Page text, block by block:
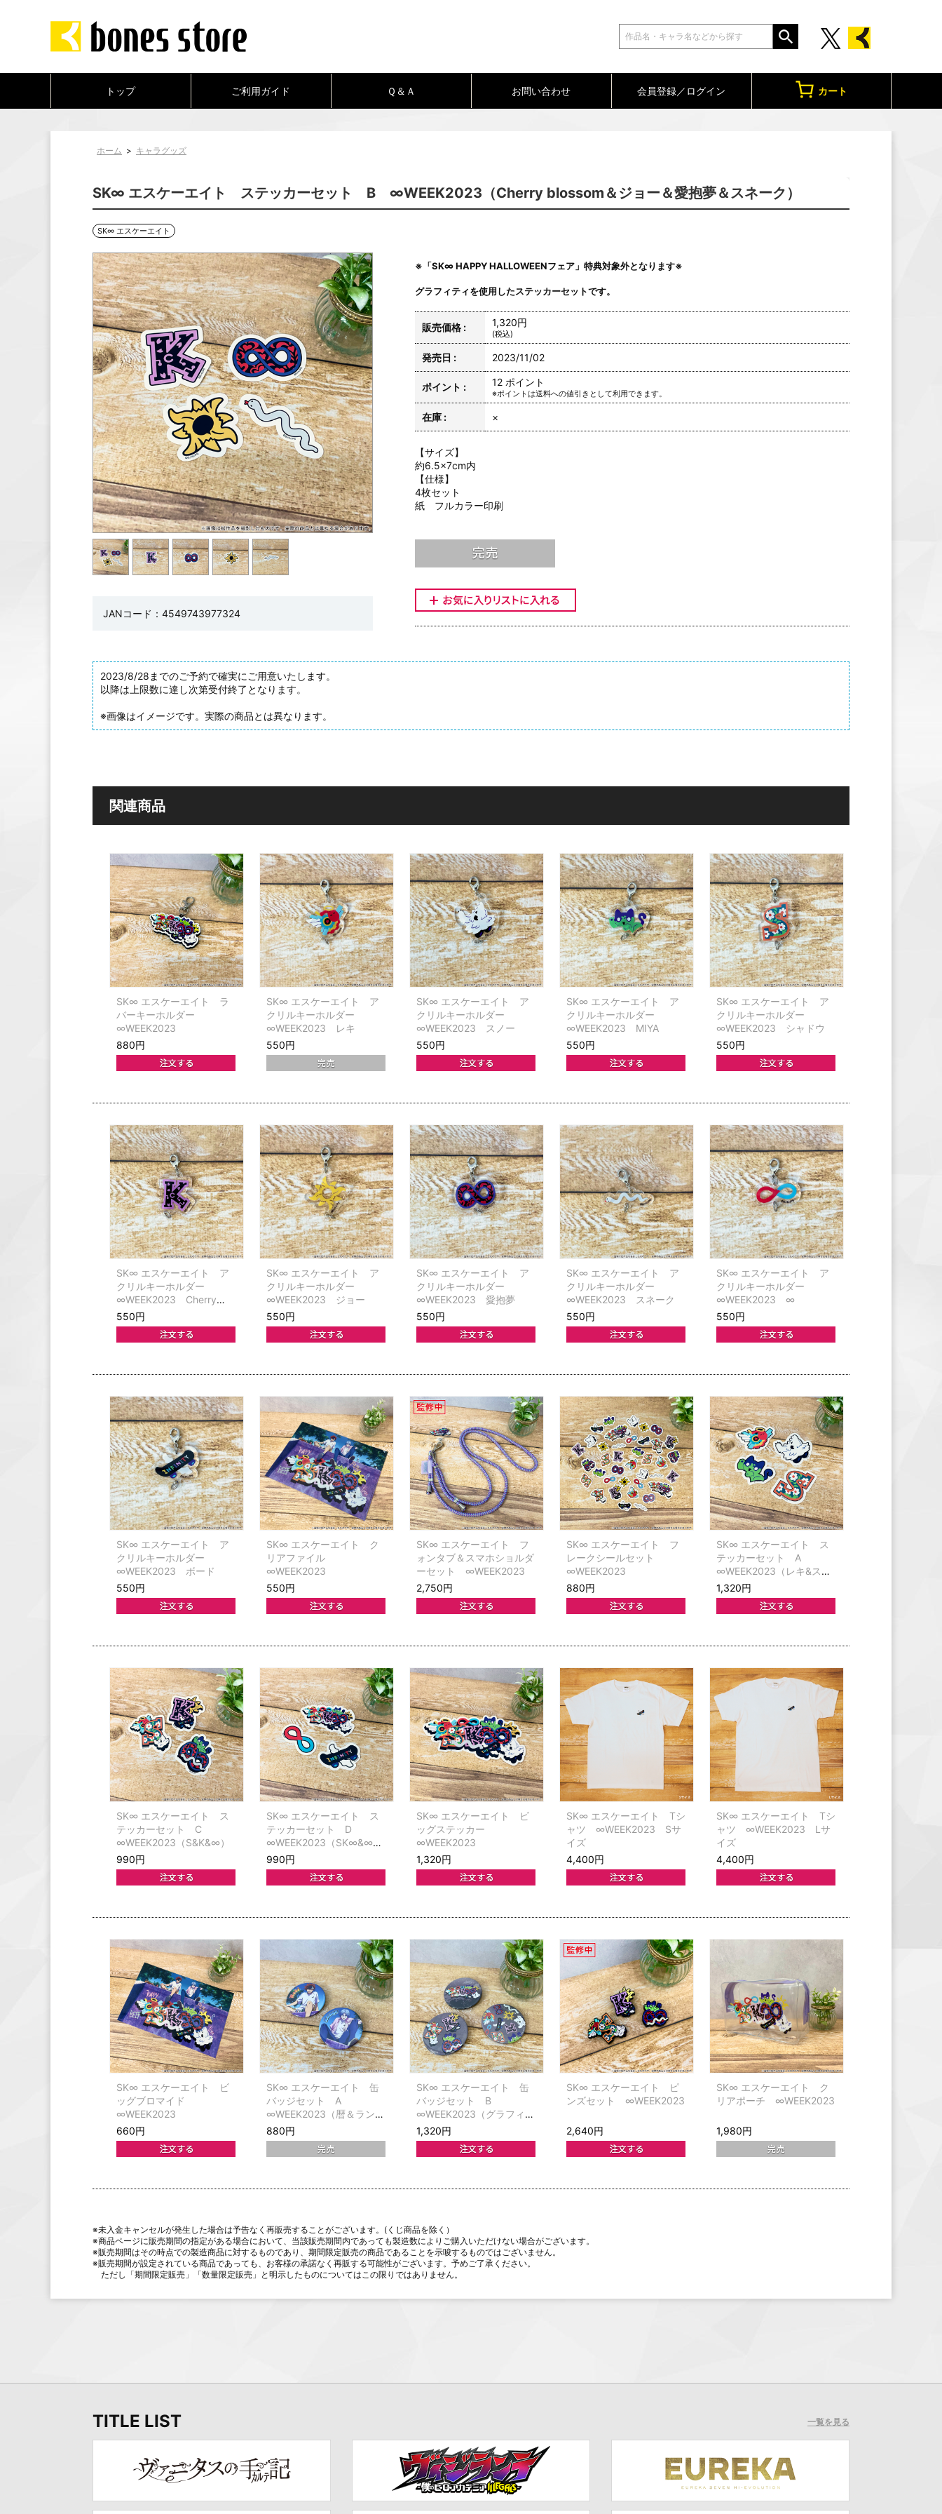
トップ ご利用ガイド Ｑ＆Ａ お問い合わせ 会員登録／ログイン カート
ホーム > キャラグッズ
SK∞ エスケーエイト ステッカーセット B ∞WEEK2023（Cherry blossom＆ジョー＆愛抱夢＆スネーク）
SK∞ エスケーエイト
JANコード：4549743977324
※「SK∞ HAPPY HALLOWEENフェア」特典対象外となります※
グラフィティを使用したステッカーセットです。
販売価格 : 1,320円
(税込)
発売日 : 2023/11/02
ポイント : 12 ポイント
※ポイントは送料への値引きとして利用できます。
在庫 : ×
【サイズ】
約6.5×7cm内
【仕様】
4枚セット
紙 フルカラー印刷
2023/8/28までのご予約で確実にご用意いたします。
以降は上限数に達し次第受付終了となります。
※画像はイメージです。実際の商品とは異なります。
関連商品
SK∞ エスケーエイト ラ
バーキーホルダー
∞WEEK2023
880円
SK∞ エスケーエイト ア
クリルキーホルダー
∞WEEK2023 レキ
550円
SK∞ エスケーエイト ア
クリルキーホルダー
∞WEEK2023 スノー
550円
SK∞ エスケーエイト ア
クリルキーホルダー
∞WEEK2023 MIYA
550円
SK∞ エスケーエイト ア
クリルキーホルダー
∞WEEK2023 シャドウ
550円
SK∞ エスケーエイト ア
クリルキーホルダー
∞WEEK2023 Cherry
blossom
550円
SK∞ エスケーエイト ア
クリルキーホルダー
∞WEEK2023 ジョー
550円
SK∞ エスケーエイト ア
クリルキーホルダー
∞WEEK2023 愛抱夢
550円
SK∞ エスケーエイト ア
クリルキーホルダー
∞WEEK2023 スネーク
550円
SK∞ エスケーエイト ア
クリルキーホルダー
∞WEEK2023 ∞
550円
SK∞ エスケーエイト ア
クリルキーホルダー
∞WEEK2023 ボード
550円
SK∞ エスケーエイト ク
リアファイル
∞WEEK2023
550円
SK∞ エスケーエイト フ
ォンタブ＆スマホショルダ
ーセット ∞WEEK2023
2,750円
SK∞ エスケーエイト フ
レークシールセット
∞WEEK2023
880円
SK∞ エスケーエイト ス
テッカーセット A
∞WEEK2023（レキ&スノ
ー＆MIYA＆シャドウ）
1,320円
SK∞ エスケーエイト ス
テッカーセット C
∞WEEK2023（S&K&∞）
990円
SK∞ エスケーエイト ス
テッカーセット D
∞WEEK2023（SK∞&∞＆
ボード）
990円
SK∞ エスケーエイト ビ
ッグステッカー
∞WEEK2023
1,320円
SK∞ エスケーエイト Tシ
ャツ ∞WEEK2023 Sサ
イズ
4,400円
SK∞ エスケーエイト Tシ
ャツ ∞WEEK2023 Lサ
イズ
4,400円
SK∞ エスケーエイト ビ
ッグブロマイド
∞WEEK2023
660円
SK∞ エスケーエイト 缶
バッジセット A
∞WEEK2023（暦＆ラン
ガ）
880円
SK∞ エスケーエイト 缶
バッジセット B
∞WEEK2023（グラフィテ
ィ）
1,320円
SK∞ エスケーエイト ピ
ンズセット ∞WEEK2023
2,640円
SK∞ エスケーエイト ク
リアポーチ ∞WEEK2023
1,980円
※未入金キャンセルが発生した場合は予告なく再販売することがございます。(くじ商品を除く）
※商品ページに販売期間の指定がある場合において、当該販売期間内であっても製造数によりご購入いただけない場合がございます。
※販売期間はその時点での製造商品に対するものであり、期間限定販売の商品であることを示唆するものではございません。
※販売期間が設定されている商品であっても、お客様の承諾なく再販する可能性がございます。予めご了承ください。
ただし「期間限定販売」「数量限定販売」と明示したものについてはこの限りではありません。
TITLE LIST 一覧を見る